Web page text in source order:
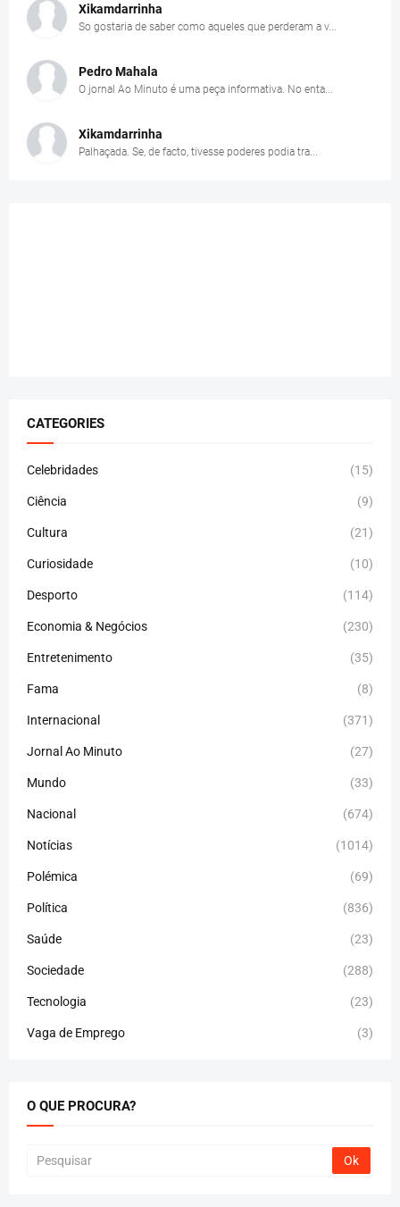
Xikamdarrinha
So gostaria de saber como aqueles que perderam a v...
Pedro Mahala
O jornal Ao Minuto é uma peça informativa. No enta...
Xikamdarrinha
Palhaçada. Se, de facto, tivesse poderes podia tra...
CATEGORIES
Celebridades (15)
Ciência (9)
Cultura (21)
Curiosidade (10)
Desporto (114)
Economia & Negócios (230)
Entretenimento (35)
Fama (8)
Internacional (371)
Jornal Ao Minuto (27)
Mundo (33)
Nacional (674)
Notícias (1014)
Polémica (69)
Política (836)
Saúde (23)
Sociedade (288)
Tecnologia (23)
Vaga de Emprego (3)
O QUE PROCURA?